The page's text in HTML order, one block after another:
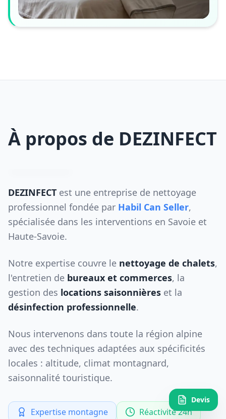
À propos de DEZINFECT
DEZINFECT est une entreprise de nettoyage
professionnel fondée par Habil Can Seller,
spécialisée dans les interventions en Savoie et
Haute-Savoie.
Notre expertise couvre le nettoyage de chalets,
l'entretien de bureaux et commerces, la
gestion des locations saisonnières et la
désinfection professionnelle.
Nous intervenons dans toute la région alpine
avec des techniques adaptées aux spécificités
locales : altitude, climat montagnard,
saisonnalité touristique.
Expertise montagne Réactivité 24h
Devis